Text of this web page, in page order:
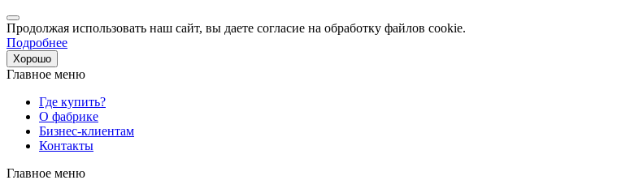
Продолжая использовать наш сайт, вы даете согласие на обработку файлов cookie.
Подробнее
Хорошо
Главное меню
Где купить?
О фабрике
Бизнес-клиентам
Контакты
Главное меню